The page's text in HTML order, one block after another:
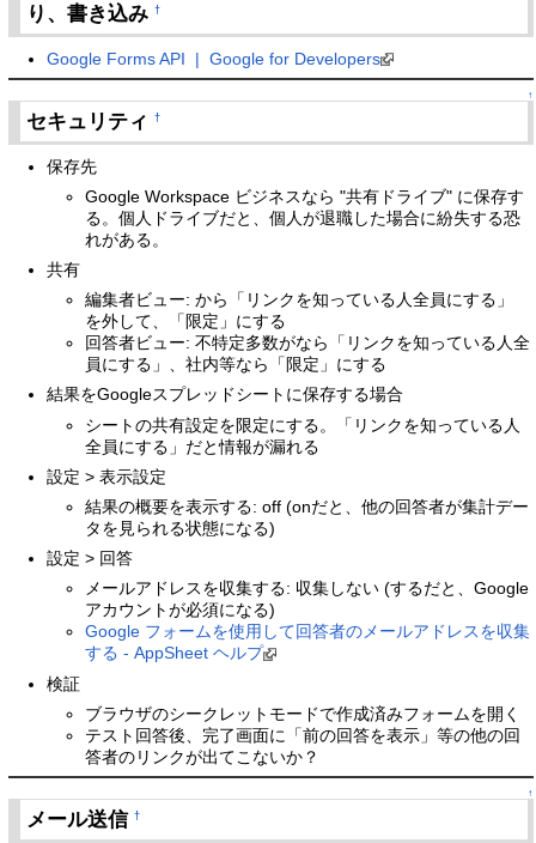
り、書き込み†
Google Forms API | Google for Developers
↑
セキュリティ†
保存先
Google Workspace ビジネスなら "共有ドライブ" に保存す
る。個人ドライブだと、個人が退職した場合に紛失する恐
れがある。
共有
編集者ビュー: から「リンクを知っている人全員にする」
を外して、「限定」にする
回答者ビュー: 不特定多数がなら「リンクを知っている人全
員にする」、社内等なら「限定」にする
結果をGoogleスプレッドシートに保存する場合
シートの共有設定を限定にする。「リンクを知っている人
全員にする」だと情報が漏れる
設定 > 表示設定
結果の概要を表示する: off (onだと、他の回答者が集計デー
タを見られる状態になる)
設定 > 回答
メールアドレスを収集する: 収集しない (するだと、Google
アカウントが必須になる)
Google フォームを使用して回答者のメールアドレスを収集
する - AppSheet ヘルプ
検証
ブラウザのシークレットモードで作成済みフォームを開く
テスト回答後、完了画面に「前の回答を表示」等の他の回
答者のリンクが出てこないか？
↑
メール送信†